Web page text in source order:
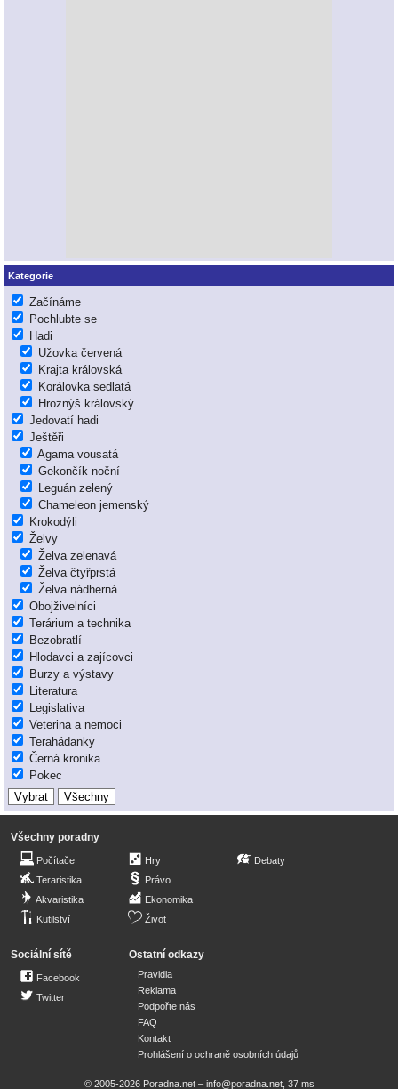
Kategorie
Začínáme
Pochlubte se
Hadi
Užovka červená
Krajta královská
Korálovka sedlatá
Hroznýš královský
Jedovatí hadi
Ještěři
Agama vousatá
Gekončík noční
Leguán zelený
Chameleon jemenský
Krokodýli
Želvy
Želva zelenavá
Želva čtyřprstá
Želva nádherná
Obojživelníci
Terárium a technika
Bezobratlí
Hlodavci a zajícovci
Burzy a výstavy
Literatura
Legislativa
Veterina a nemoci
Terahádanky
Černá kronika
Pokec
Všechny poradny
Počítače
Teraristika
Akvaristika
Kutilství
Hry
Právo
Ekonomika
Život
Debaty
Sociální sítě
Facebook
Twitter
Ostatní odkazy
Pravidla
Reklama
Podpořte nás
FAQ
Kontakt
Prohlášení o ochraně osobních údajů
© 2005-2026 Poradna.net – info@poradna.net, 37 ms